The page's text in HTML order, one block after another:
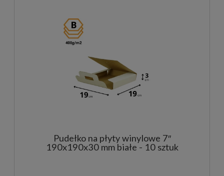
Pudełko na płyty winylowe 7″
190x190x30 mm białe - 10 sztuk